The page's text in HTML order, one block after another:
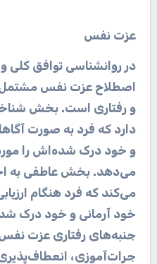
عزت نفس
در روانشناسی توافق کلی
اصطلاح عزت نفس مشتمل
و رفتاری است. بخش
دارد که فرد به صورت
و خود درک شده‌اش را مورد
می‌دهد. بخش عاطفی به
می‌کند که فرد هنگام
خود آرمانی و خود درک
جنبه‌های رفتاری عزت نفس
جرات‌آموزی،